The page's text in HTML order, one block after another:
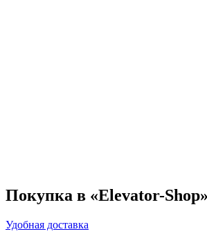
Покупка в «Elevator-
Удобная доставка